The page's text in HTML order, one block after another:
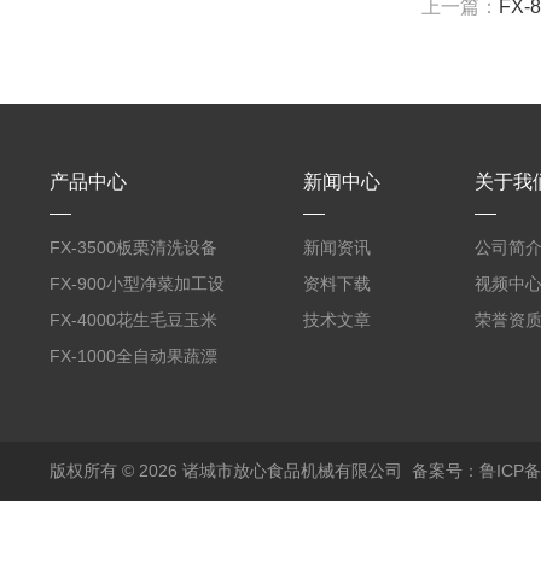
上一篇： FX-
产品中心
FX-3500板栗清洗设备
全自动气泡清洗机
FX-900小型净菜加工设
备野菜清洗机
FX-4000花生毛豆玉米
蒸煮漂烫机
FX-1000全自动果蔬漂
新闻中心
新闻资讯
资料下载
技术文章
关于我
公司简介
视频中心
荣誉资质
版权所有 © 2026 诸城市放心食品机械有限公司 备案号：鲁ICP